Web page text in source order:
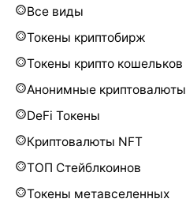
Все виды
Токены криптобирж
Токены крипто кошельков
Анонимные криптовалюты
DeFi Токены
Криптовалюты NFT
ТОП Стейблкоинов
Токены метавселенных